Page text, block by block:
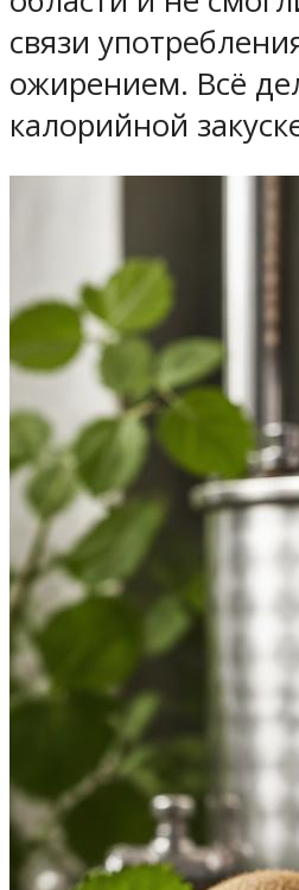
связи
ожирением. Всё
калорийной